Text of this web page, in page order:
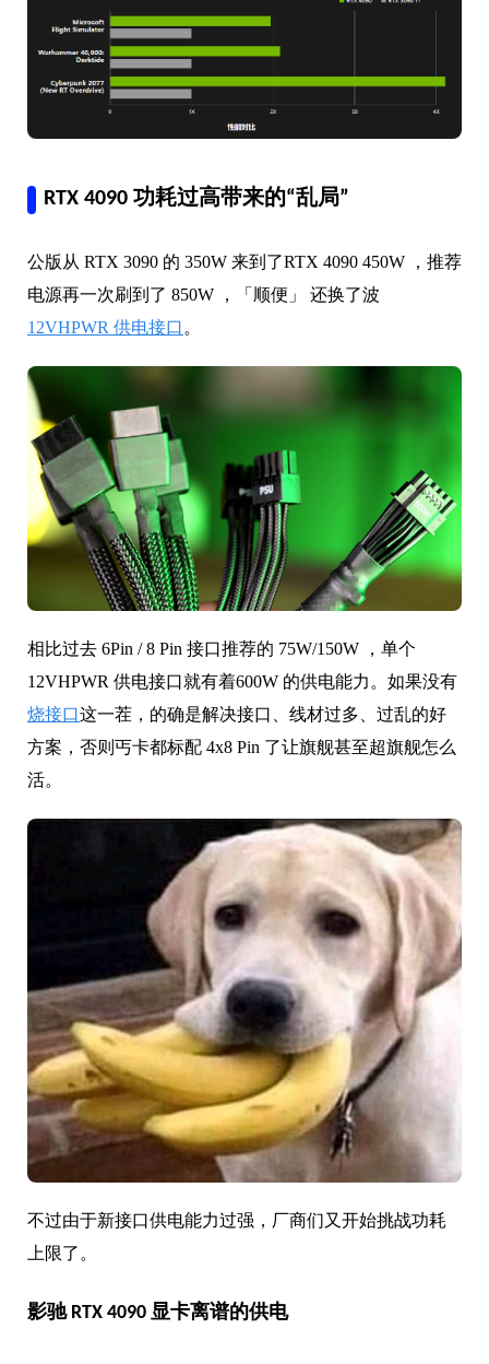
RTX 4090 功耗过高带来的“乱局”
公版从 RTX 3090 的 350W 来到了RTX 4090 450W ，推荐
电源再一次刷到了 850W ，「顺便」 还换了波
12VHPWR 供电接口 。
相比过去 6Pin / 8 Pin 接口推荐的 75W/150W ，单个
12VHPWR 供电接口就有着600W 的供电能力。如果没有
烧接口这一茬，的确是解决接口、线材过多、过乱的好
方案，否则丐卡都标配 4x8 Pin 了让旗舰甚至超旗舰怎么
活。
不过由于新接口供电能力过强，厂商们又开始挑战功耗
上限了。
影驰 RTX 4090 显卡离谱的供电